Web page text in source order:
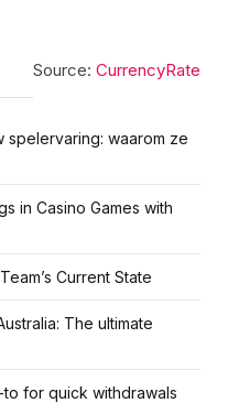
Source: CurrencyRate
spelervaring: waarom ze
in Casino Games with
Current State
The ultimate
for quick withdrawals